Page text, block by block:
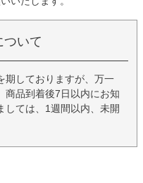
ついて
期しておりますが、万一
商品到着後7日以内にお知
しては、1週間以内、未開